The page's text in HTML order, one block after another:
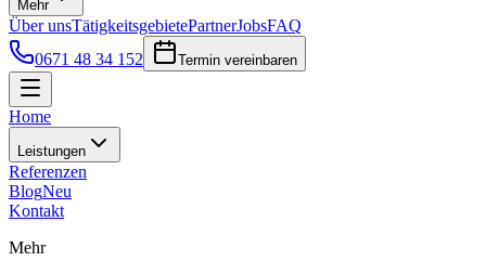
Mehr
Über unsTätigkeitsgebietePartnerJobsFAQ
0671 48 34 152
Termin vereinbaren
Home
Leistungen
Referenzen
BlogNeu
Kontakt
Mehr